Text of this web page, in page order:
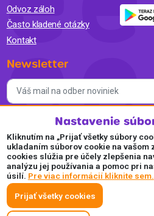
Odvoz záloh
Často kladené otázky
Kontakt
Newsletter
Súhlasím so spracovaním
newslettra na marketingové účely a
Zásadami ochrany osobných údajov.
Akceptujeme
Plaťte pohodlne a bezpečne online.
Nastavenie
Kliknutím na „Prijať všetky súbory
ukladaním súborov cookie na vašom
cookies slúžia pre účely zlepšenia
analýzu jej používania a pomoc pri
úsilí. Pre viac informácií kliknite sem.
Prijať všetky cookies